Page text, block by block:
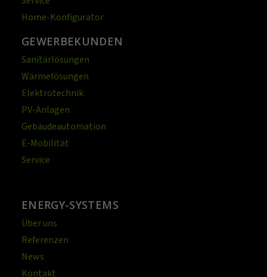
Home-Konfigurator
GEWERBEKUNDEN
Sanitärlösungen
Wärmelösungen
Elektrotechnik
PV-Anlagen
Gebäudeautomation
E-Mobilität
Service
ENERGY-SYSTEMS
Über uns
Referenzen
News
Kontakt